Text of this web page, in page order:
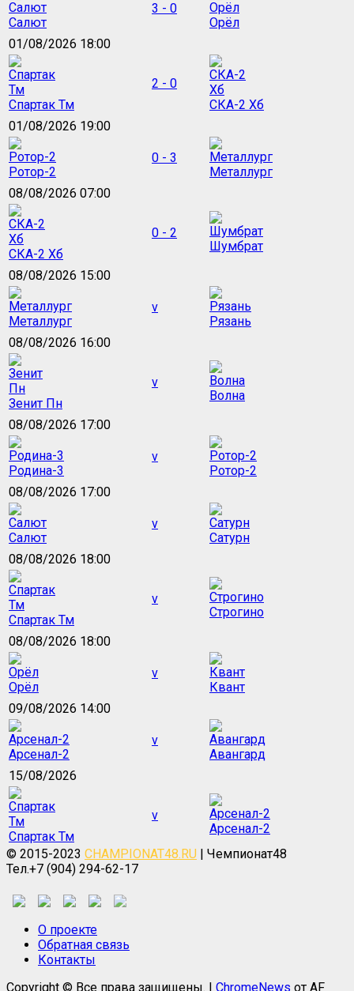
Салют
3 - 0
Орёл
01/08/2026 18:00
Спартак Тм
2 - 0
СКА-2 Хб
01/08/2026 19:00
Ротор-2
0 - 3
Металлург
08/08/2026 07:00
СКА-2 Хб
0 - 2
Шумбрат
08/08/2026 15:00
Металлург
v
Рязань
08/08/2026 16:00
Зенит Пн
v
Волна
08/08/2026 17:00
Родина-3
v
Ротор-2
08/08/2026 17:00
Салют
v
Сатурн
08/08/2026 18:00
Спартак Тм
v
Строгино
08/08/2026 18:00
Орёл
v
Квант
09/08/2026 14:00
Арсенал-2
v
Авангард
15/08/2026
Спартак Тм
v
Арсенал-2
© 2015-2023 CHAMPIONAT48.RU | Чемпионат48
Тел.+7 (904) 294-62-17
О проекте
Обратная связь
Контакты
Copyright © Все права защищены.
ChromeNews от AF